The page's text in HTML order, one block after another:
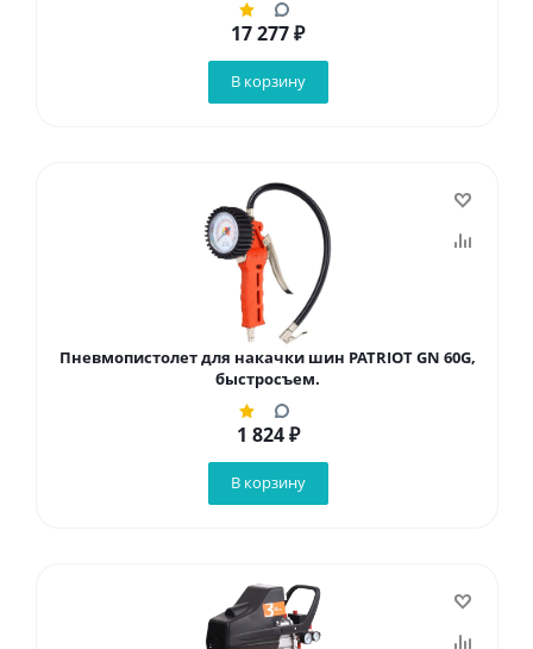
17 277₽
В корзину
Пневмопистолет для накачки шин PATRIOT GN 60G,
быстросъем.
1 824₽
В корзину